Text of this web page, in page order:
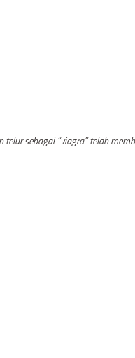
telur sebagai “viagra” telah